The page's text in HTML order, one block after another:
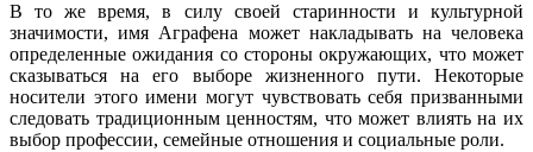
В то же время, в силу своей старинности и культурной
значимости, имя Аграфена может накладывать на человека
определенные ожидания со стороны окружающих, что может
сказываться на его выборе жизненного пути. Некоторые
носители этого имени могут чувствовать себя призванными
следовать традиционным ценностям, что может влиять на их
выбор профессии, семейные отношения и социальные роли.